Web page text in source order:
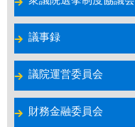
議事録
議院運営委員会
財務金融委員会